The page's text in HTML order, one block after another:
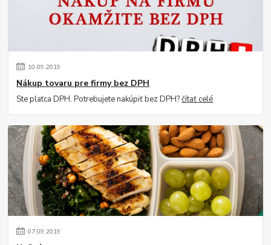
10.09.2019
Nákup tovaru pre firmy bez DPH
Ste platca DPH. Potrebujete nakúpiť bez DPH?čítať celé
07.09.2019